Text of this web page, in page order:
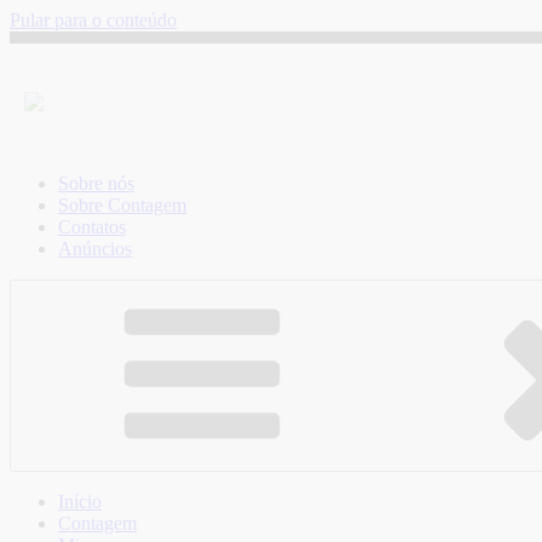
Pular para o conteúdo
Sobre nós
Sobre Contagem
Contatos
Anúncios
Início
Contagem